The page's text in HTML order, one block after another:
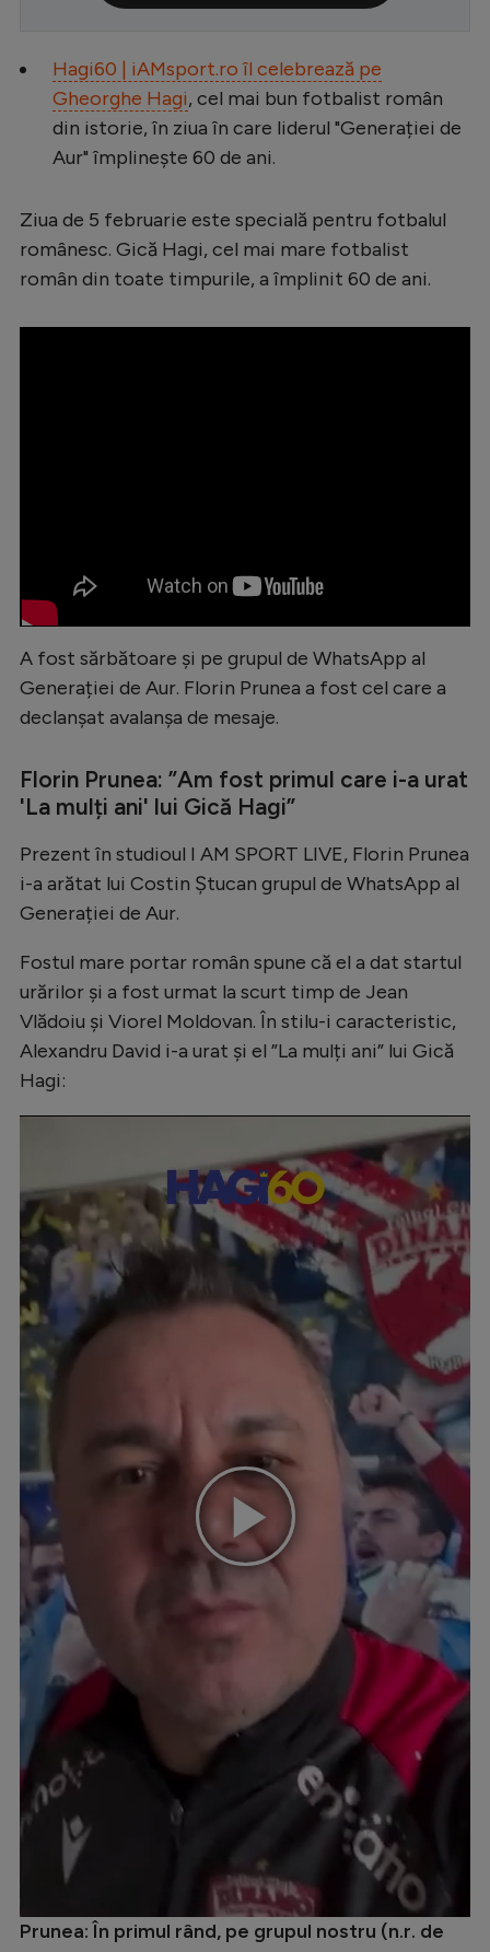
Bundesliga
Ligue 1
Campionate
EURO 2024
Stranieri
Gimnastică
Auto
Rugby
Ciclism
JO 2024
Intră în cont
Creează cont
Hagi60 | iAMsport.ro îl celebrează pe
Gheorghe Hagi, cel mai bun fotbalist român
din istorie, în ziua în care liderul "Generației de
Aur" împlinește 60 de ani.
Ziua de 5 februarie este specială pentru fotbalul
românesc. Gică Hagi, cel mai mare fotbalist
român din toate timpurile, a împlinit 60 de ani.
A fost sărbătoare și pe grupul de WhatsApp al
Generației de Aur. Florin Prunea a fost cel care a
declanșat avalanșa de mesaje.
Florin Prunea: ”Am fost primul care i-a urat
'La mulți ani' lui Gică Hagi”
Prezent în studioul I AM SPORT LIVE, Florin Prunea
i-a arătat lui Costin Ștucan grupul de WhatsApp al
Generației de Aur.
Fostul mare portar român spune că el a dat startul
urărilor și a fost urmat la scurt timp de Jean
Vlădoiu și Viorel Moldovan. În stilu-i caracteristic,
Alexandru David i-a urat și el ”La mulți ani” lui Gică
Hagi:
Play
Video
Prunea: În primul rând, pe grupul nostru (n.r. de